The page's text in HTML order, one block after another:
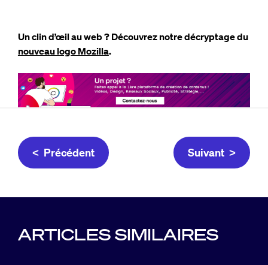
Un clin d’œil au web ? Découvrez notre décryptage du
nouveau logo Mozilla.
< Précédent Suivant >
ARTICLES SIMILAIRES